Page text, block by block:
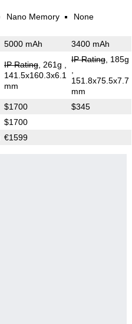
Nano Memory None
5000 mAh 3400 mAh
IP Rating, 261g
141.5x160.3x6.1
mm
IP Rating, 185g
151.8x75.5x7.7
mm
$1700 $345
$1700
€1599